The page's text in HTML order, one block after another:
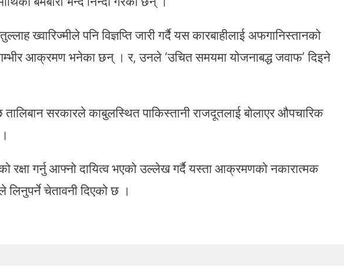
ख्वारिज्मीले पनि विज्ञप्ति जारी गर्दै यस कारबाहीलाई अफगानिस्तानको
गम्भीर आक्रमण भनेका छन् । र, उनले ‘उचित समयमा योजनाबद्ध जवाफ’ दिइने
तालिबान सरकारले काबुलस्थित पाकिस्तानी राजदूतलाई बोलाएर औपचारिक
रक्षा गर्नु आफ्नो दायित्व भएको उल्लेख गर्दै यस्ता आक्रमणको नकारात्मक
लिनुपर्ने चेतावनी दिएको छ ।